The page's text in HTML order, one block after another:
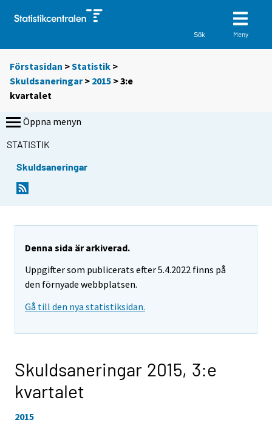
Sök Meny
Förstasidan >Statistik >
Skuldsaneringar> 2015 >3:e
kvartalet
Öppna menyn
STATISTIK
Skuldsaneringar
Denna sida är arkiverad.
Uppgifter som publicerats efter 5.4.2022 finns på
den förnyade webbplatsen.
Gå till den nya statistiksidan.
Skuldsaneringar 2015, 3:e
kvartalet
2015